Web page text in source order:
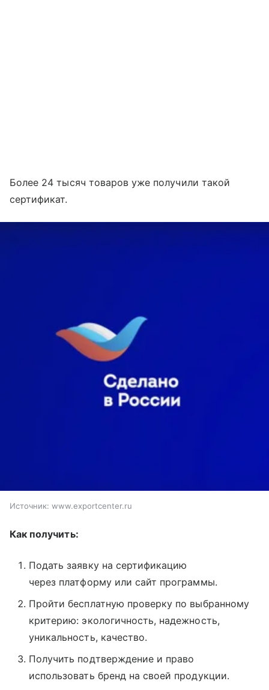
Более 24 тысяч товаров уже получили такой
сертификат.
Источник: www.exportcenter.ru
Как получить:
Подать заявку на сертификацию
через платформу или сайт программы.
Пройти бесплатную проверку по выбранному
критерию: экологичность, надежность,
уникальность, качество.
Получить подтверждение и право
использовать бренд на своей продукции.